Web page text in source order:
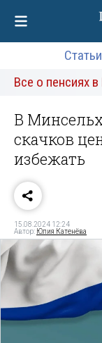
Статьи
Все о пенсиях
В
скачков
избежать
15.08.2024 12:24
Автор: Юлия Катенёва